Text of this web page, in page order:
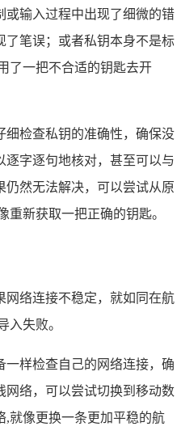
或输入过程中出现了细微的错
了笔误；或者私钥本身不是标
了一把不合适的钥匙去开
细检查私钥的准确性，确保没
字逐句地核对，甚至可以与
仍然无法解决，可以尝试从原
重新获取一把正确的钥匙。
网络连接不稳定，就如同在航
入失败。
一样检查自己的网络连接，确
网络，可以尝试切换到移动数
,就像更换一条更加平稳的航